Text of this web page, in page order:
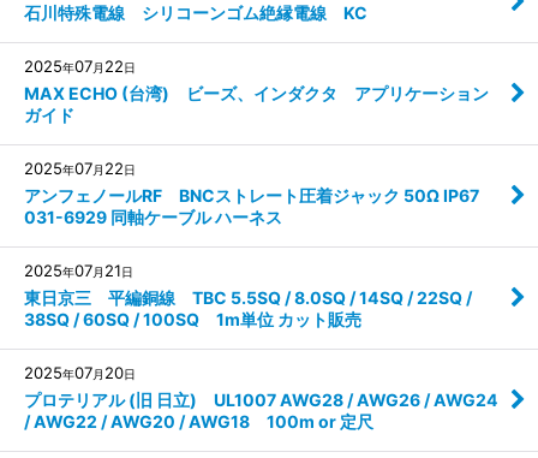
石川特殊電線 シリコーンゴム絶縁電線 KC
2025年07月 22日
MAX ECHO (台湾) ビーズ、インダクタ アプリケーション
ガイド
2025年07月 22日
アンフェノールRF BNCストレート圧着ジャック 50Ω IP67
031-6929 同軸ケーブル ハーネス
2025年07月 21日
東日京三 平編銅線 TBC 5.5SQ / 8.0SQ / 14SQ / 22SQ /
38SQ / 60SQ / 100SQ 1m単位 カット販売
2025年07月 20日
プロテリアル (旧 日立) UL1007 AWG28 / AWG26 / AWG24
/ AWG22 / AWG20 / AWG18 100m or 定尺